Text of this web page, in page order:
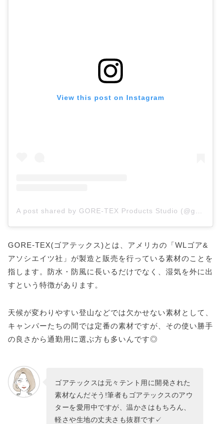
View this post on Instagram
A post shared by GORE-TEX Products Studio (@goretexstudio)
GORE-TEX(ゴアテックス)とは、アメリカの「WLゴア&
アソシエイツ社」が製造と販売を行っている素材のことを
指します。防水・防風に長いるだけでなく、湿気を外に出
すという特徴があります。
天候が変わりやすい登山などでは欠かせない素材として、
キャンパーたちの間では定番の素材ですが、その使い勝手
の良さから通勤用に選ぶ方も多いんです◎
ゴアテックスは元々テント用に開発された
素材なんだそう!筆者もゴアテックスのアウ
ターを愛用中ですが、温かさはもちろん、
軽さや生地の丈夫さも抜群です✓